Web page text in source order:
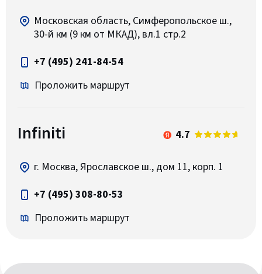
Московская область, Симферопольское ш.,
30-й км (9 км от МКАД), вл.1 стр.2
+7 (495) 241-84-54
Проложить маршрут
Infiniti 4.7
г. Москва, Ярославское ш., дом 11, корп. 1
+7 (495) 308-80-53
Проложить маршрут